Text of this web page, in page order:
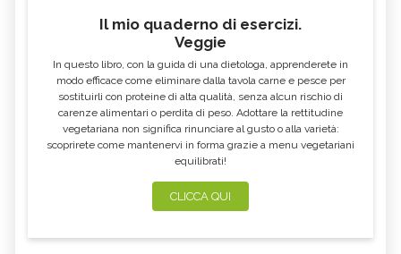
Il mio quaderno di esercizi.
Veggie
In questo libro, con la guida di una dietologa, apprenderete in
modo efficace come eliminare dalla tavola carne e pesce per
sostituirli con proteine di alta qualità, senza alcun rischio di
carenze alimentari o perdita di peso. Adottare la rettitudine
vegetariana non significa rinunciare al gusto o alla varietà:
scoprirete come mantenervi in forma grazie a menu vegetariani
equilibrati!
CLICCA QUI